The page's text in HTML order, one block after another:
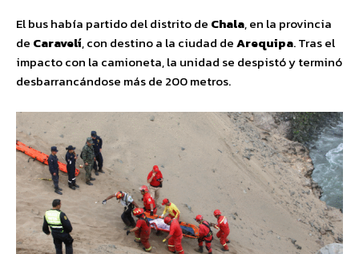
El bus había partido del distrito de Chala, en la provincia
de Caravelí, con destino a la ciudad deArequipa. Tras el
impacto con la camioneta, la unidad se despistó y terminó
desbarrancándose más de 200 metros.